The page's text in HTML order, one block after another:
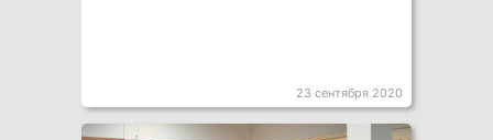
23 сентября 2020